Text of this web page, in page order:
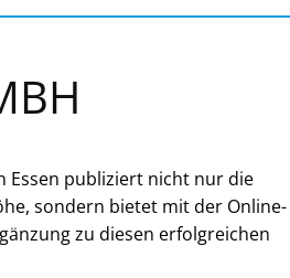
Essen publiziert nicht nur die
sondern bietet mit der Online-
zu diesen erfolgreichen